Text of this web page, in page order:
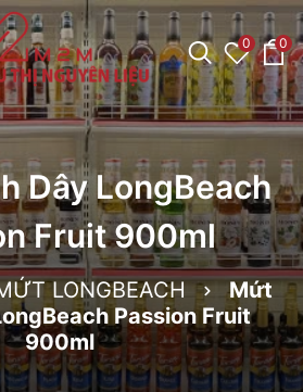
0 0
Dây LongBeach
Fruit 900ml
LONGBEACH
Mứt
Passion Fruit
900ml